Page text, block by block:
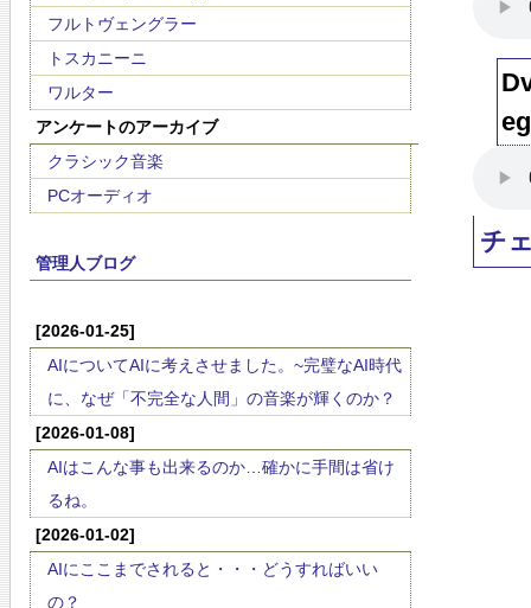
フルトヴェングラー
トスカニーニ
ワルター
アンケートのアーカイブ
クラシック音楽
PCオーディオ
管理人ブログ
[2026-01-25]
AIについてAIに考えさせました。~完璧なAI時代
に、なぜ「不完全な人間」の音楽が輝くのか？
[2026-01-08]
AIはこんな事も出来るのか…確かに手間は省け
るね。
[2026-01-02]
AIにここまでされると・・・どうすればいい
の？
チ